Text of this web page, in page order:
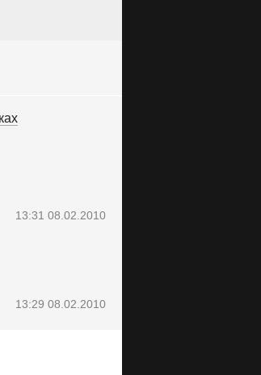
13:31 08.02.2010
13:29 08.02.2010